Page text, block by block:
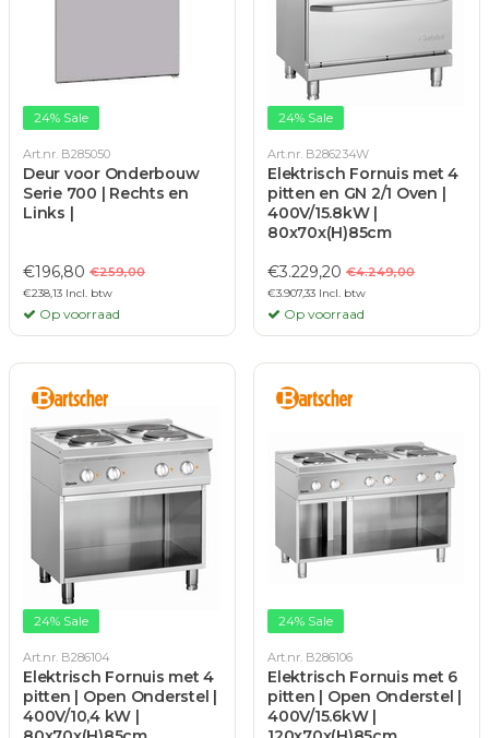
24% Sale
Art.nr. B285050
Deur voor Onderbouw
Serie 700 | Rechts en
Links |
€196,80 €259,00
€238,13 Incl. btw
Op voorraad
24% Sale
Art.nr. B286234W
Elektrisch Fornuis met 4
pitten en GN 2/1 Oven |
400V/15.8kW |
80x70x(H)85cm
€3.229,20 €4.249,00
€3.907,33 Incl. btw
Op voorraad
24% Sale
Art.nr. B286104
Elektrisch Fornuis met 4
pitten | Open Onderstel |
400V/10,4 kW |
24% Sale
Art.nr. B286106
Elektrisch Fornuis met 6
pitten | Open Onderstel |
400V/15.6kW |